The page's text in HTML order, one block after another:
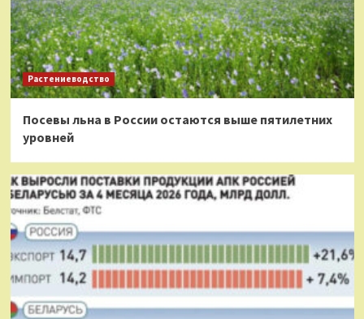
Растениеводство
Посевы льна в России остаются выше пятилетних
уровней